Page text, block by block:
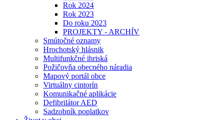
Rok 2024
Rok 2023
Do roku 2023
PROJEKTY - ARCHÍV
Smútočné oznamy
Hrochotský hlásnik
Multifunkčné ihriská
Požičovňa obecného náradia
Mapový portál obce
Virtuálny cintorín
Komunikačné aplikácie
Defibrilátor AED
Sadzobník poplatkov